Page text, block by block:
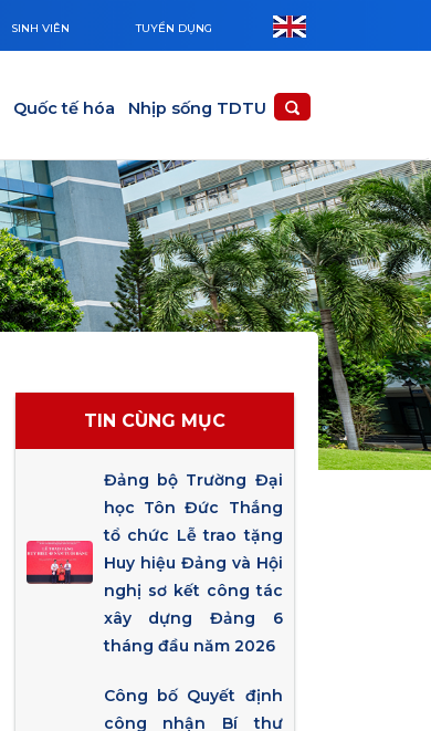
SINH VIÊN TUYỂN DỤNG
Quốc tế hóa Nhịp sống TDTU
TIN CÙNG MỤC
Đảng bộ Trường Đại
học Tôn Đức Thắng
tổ chức Lễ trao tặng
Huy hiệu Đảng và Hội
nghị sơ kết công tác
xây dựng Đảng 6
tháng đầu năm 2026
Công bố Quyết định
công nhận Bí thư